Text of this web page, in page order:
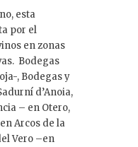
esta
por el
en zonas
Bodegas
, Bodegas y
d’Anoia,
– en Otero,
Arcos de la
Vero –en